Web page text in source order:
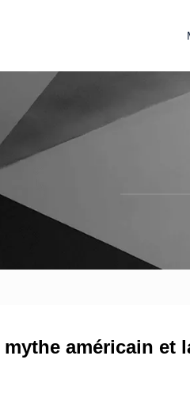
américain et